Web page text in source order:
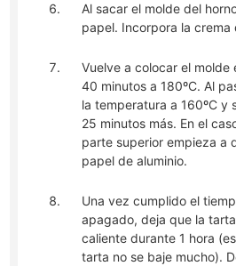
Al sacar el molde del
papel. Incorpora la crema
Vuelve a colocar el molde
40 minutos a 180ºC. Al
la temperatura a 160ºC y
25 minutos más. En el
parte superior empieza a
papel de aluminio.
Una vez cumplido el
apagado, deja que la
caliente durante 1 hora
tarta no se baje mucho).